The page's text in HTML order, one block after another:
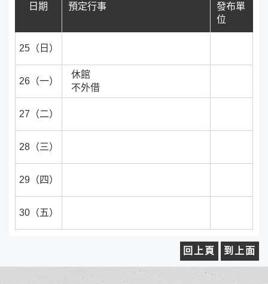
日期 預定行事
發布單
位
25（日）
26（一）
休館
不外借
27（二）
28（三）
29（四）
30（五）
回上頁 到上面